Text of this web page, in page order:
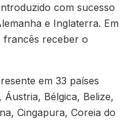
com sucesso
e Inglaterra. Em
francês receber o
em 33 países
Bélgica, Belize,
Cingapura, Coreia do